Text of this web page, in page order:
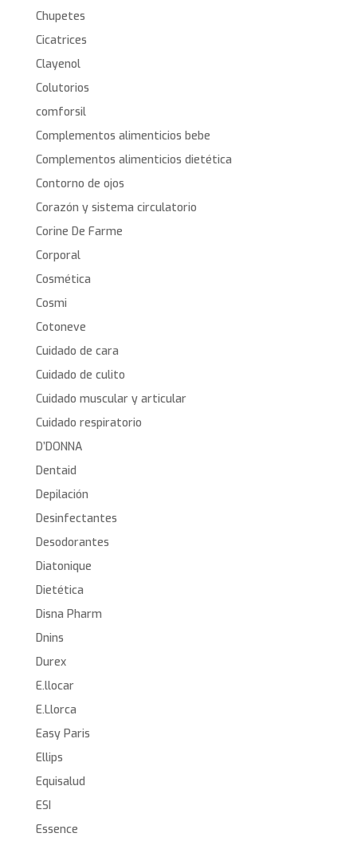
Chupetes
Cicatrices
Clayenol
Colutorios
comforsil
Complementos alimenticios bebe
Complementos alimenticios dietética
Contorno de ojos
Corazón y sistema circulatorio
Corine De Farme
Corporal
Cosmética
Cosmi
Cotoneve
Cuidado de cara
Cuidado de culito
Cuidado muscular y articular
Cuidado respiratorio
D’DONNA
Dentaid
Depilación
Desinfectantes
Desodorantes
Diatonique
Dietética
Disna Pharm
Dnins
Durex
E.llocar
E.Llorca
Easy Paris
Ellips
Equisalud
ESI
Essence